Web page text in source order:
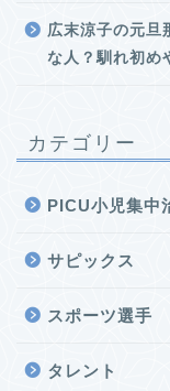
広末涼子の元旦
な人？馴れ初め
カテゴリー
PICU小児集中
サピックス
スポーツ選手
タレント